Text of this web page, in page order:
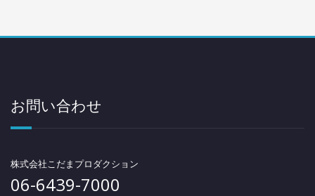
お問い合わせ
株式会社こだまプロダクション
06-6439-7000